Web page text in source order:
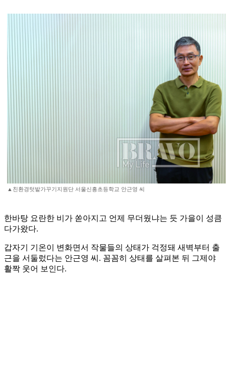
▲친환경텃밭가꾸기지원단 서울신흥초등학교 안근영 씨
한바탕 요란한 비가 쏟아지고 언제 무더웠냐는 듯 가을이 성큼
다가왔다.
갑자기 기온이 변화면서 작물들의 상태가 걱정돼 새벽부터 출
근을 서둘렀다는 안근영 씨. 꼼꼼히 상태를 살펴본 뒤 그제야
활짝 웃어 보인다.